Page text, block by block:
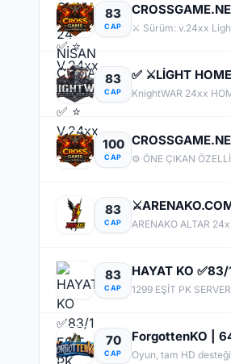
83
CAP ⚔️ Sürüm: v.24xx
83
CAP
100
CAP
83
CAP ARENAKO ALTAR
83
CAP 1299 EŞİT PK SERVER
70
CAP